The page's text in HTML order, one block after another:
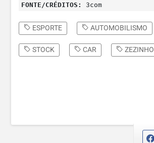
FONTE/CRÉDITOS: 3com
ESPORTE AUTOMOBILISMO
STOCK CAR ZEZINHO